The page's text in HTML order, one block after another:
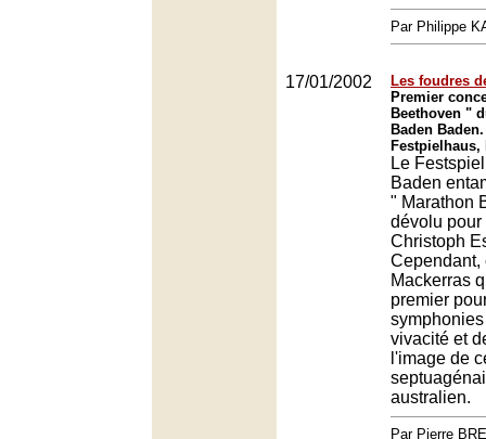
Par Philippe
17/01/2002
Les foudres
Premier
Beethoven "
Baden Baden.
Festpielhaus,
Le
Baden
" Marathon
dévolu
Christoph
Cependant,
Mackerras
premier
vivacité et
l'image de
australien.
Par Pierre